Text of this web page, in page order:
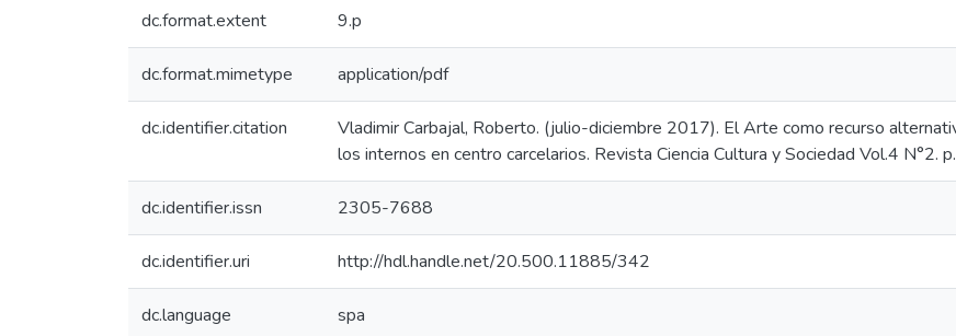
dc.format.extent 9.p
dc.format.mimetype application/pdf
dc.identifier.citation
Vladimir Carbajal, Roberto. (julio-diciembre 2017). El Arte como recurso
los internos en centro carcelarios. Revista Ciencia Cultura y Sociedad Vol.4 N°2.
dc.identifier.issn 2305-7688
dc.identifier.uri http://hdl.handle.net/20.500.11885/342
dc.language spa